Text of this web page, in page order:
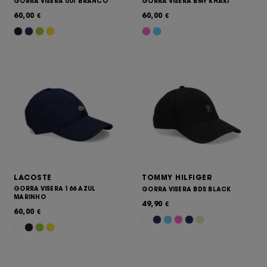
60,00 € 60,00 €
LACOSTE
GORRA VISERA 166 AZUL
MARINHO
60,00 €
TOMMY HILFIGER
GORRA VISERA BDS BLACK
49,90 €